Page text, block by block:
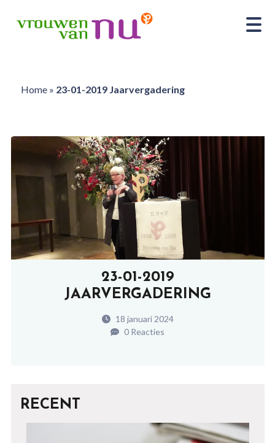
Home» 23-01-2019 Jaarvergadering
23-01-2019
JAARVERGADERING
18 januari 2024
0 Reacties
RECENT